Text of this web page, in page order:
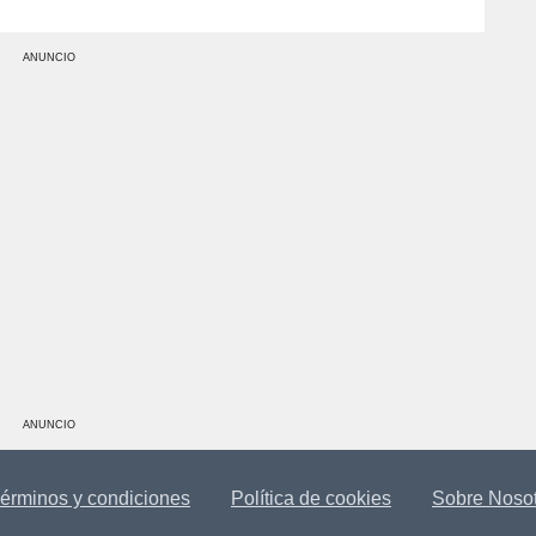
ANUNCIO
ANUNCIO
y condiciones Política de cookies Sobre